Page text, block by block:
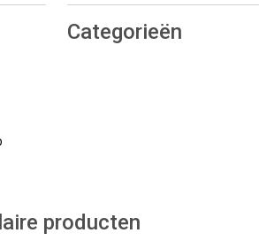
Categorieën
producten